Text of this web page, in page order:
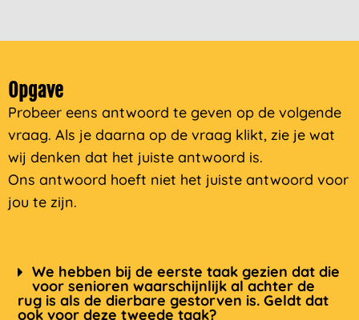
Opgave
Probeer eens antwoord te geven op de volgende
vraag. Als je daarna op de vraag klikt, zie je wat
wij denken dat het juiste antwoord is.
Ons antwoord hoeft niet het juiste antwoord voor
jou te zijn.
We hebben bij de eerste taak gezien dat die
voor senioren waarschijnlijk al achter de
rug is als de dierbare gestorven is. Geldt dat
ook voor deze tweede taak?